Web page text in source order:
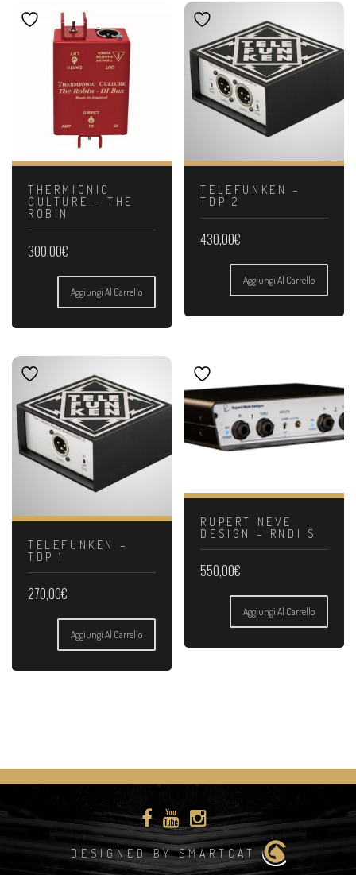
THERMIONIC
CULTURE – THE
ROBIN
300,00€
Aggiungi Al Carrello
TELEFUNKEN –
TDP 2
430,00€
Aggiungi Al Carrello
TELEFUNKEN –
TDP 1
270,00€
Aggiungi Al Carrello
RUPERT NEVE
DESIGN – RNDI S
550,00€
Aggiungi Al Carrello
DESIGNED BY SMARTCAT